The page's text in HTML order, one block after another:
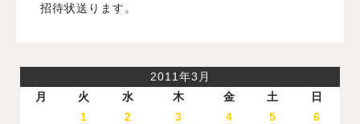
招待状送ります。
2011年3月
月
火 水 木 金 土 日
1 2 3 4 5
6